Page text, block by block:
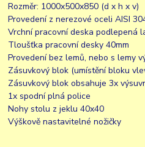
Rozměr: 1000x500x850 (d x h x v)
Provedení z nerezové oceli AISI
Vrchní pracovní deska podlepená
Tloušťka pracovní desky 40mm
Provedení bez lemů, nebo s lemy
Zásuvkový blok (umístění bloku
Zásuvkový blok obsahuje 3x
1x spodní plná police
Nohy stolu z jeklu 40x40
Výškově nastavitelné nožičky